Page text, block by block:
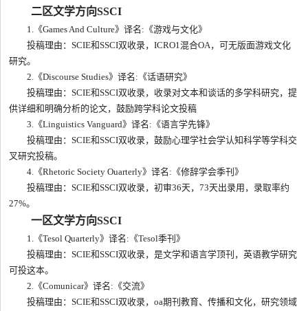
二区文学方向SSCI
1.《Games And Culture》译名:《游戏与文化》
投稿理由：SCIE和SSCI双收录，ICRO1混合OA，可无版面游戏文化
研究。
2.《Discourse Studies》译名:《话语研究》
投稿理由：SCIE和SSCI双收录，收录对文本和谈话的多学科研究，提
供详细和明确分析的论文，鼓励跨学科论文投稿
3.《Linguistics Vanguard》译名:《语言学先锋》
投稿理由：SCIE和SSCI双收录，鼓励心理学社会学认知科学等学科交
叉研究投稿。
4.《Rhetoric Society Ouarterly》译名:《修辞学会季刊》
投稿理由：SCIE和SSCI双收录，初审36天，73天出录用，录取率约
27%。
一区文学方向SSCI
1.《Tesol Quarterly》译名:《Tesol季刊》
投稿理由：SCIE和SSCI双收录，是文学和语言学顶刊，英语教学研究
可投这本。
2.《Comunicar》译名:《交流》
投稿理由：SCIE和SSCI双收录，oa期刊教育、传播和文化，研究领域